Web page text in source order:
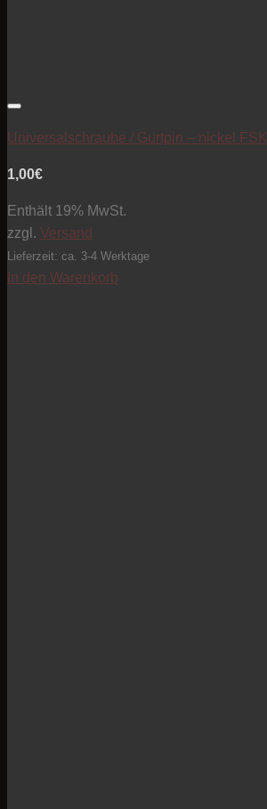
Universalschraube / Gurtpin – nickel FSK
1,00€
Enthält 19% MwSt.
zzgl. Versand
Lieferzeit: ca. 3-4 Werktage
In den Warenkorb